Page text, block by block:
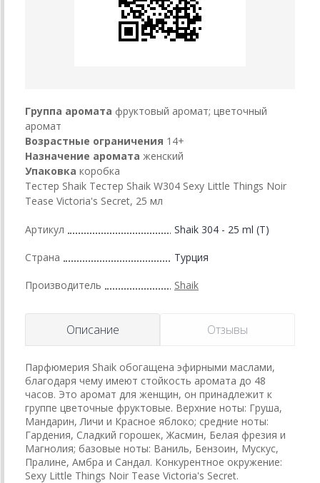
Группа аромата фруктовый аромат; цветочный
аромат
Возрастные ограничения 14+
Назначение аромата женский
Упаковка коробка
Тестер Shaik Тестер Shaik W304 Sexy Little Things Noir
Tease Victoria's Secret, 25 мл
Артикул Shaik 304 - 25 ml (T)
Страна Турция
Производитель Shaik
Описание Отзывы
Парфюмерия Shaik обогащена эфирными маслами,
благодаря чему имеют стойкость аромата до 48
часов. Это аромат для женщин, он принадлежит к
группе цветочные фруктовые. Верхние ноты: Груша,
Мандарин, Личи и Красное яблоко; средние ноты:
Гардения, Сладкий горошек, Жасмин, Белая фрезия и
Магнолия; базовые ноты: Ваниль, Бензоин, Мускус,
Пралине, Амбра и Сандал. Конкурентное окружение:
Sexy Little Things Noir Tease Victoria's Secret.